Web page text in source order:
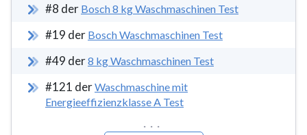
#8 der Bosch 8 kg Waschmaschinen Test
#19 der Bosch Waschmaschinen Test
#49 der8 kg Waschmaschinen Test
#121 derWaschmaschine mit
Energieeffizienzklasse A Test
...